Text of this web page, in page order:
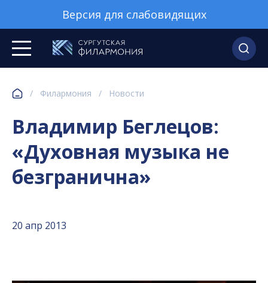
Версия для слабовидящих
/ Филармония / Новости
Владимир Беглецов:
«Духовная музыка не
безгранична»
20 апр 2013